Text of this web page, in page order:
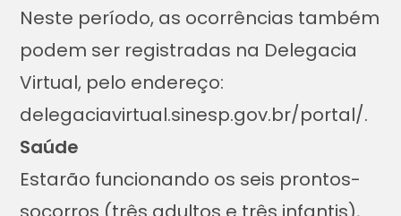
Neste período, as ocorrências também
podem ser registradas na Delegacia
Virtual, pelo endereço:
delegaciavirtual.sinesp.gov.br/portal/.
Saúde
Estarão funcionando os seis prontos-